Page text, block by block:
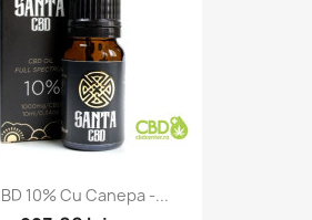
10% Cu Canepa -...